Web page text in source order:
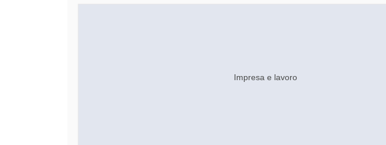
Impresa e lavoro